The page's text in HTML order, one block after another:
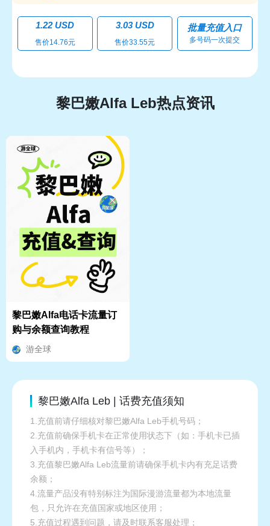
1.22 USD
售价14.76元
3.03 USD
售价33.55元
批量充值入口
多号码一次提交
黎巴嫩Alfa Leb热点资讯
黎巴嫩Alfa电话卡流量订
购与余额查询教程
游全球
黎巴嫩Alfa Leb | 话费充值须知
1.充值前请仔细核对黎巴嫩Alfa Leb手机号码；
2.充值前确保手机卡在正常使用状态下（如：手机卡已插
入手机内，手机卡有信号等）；
3.充值黎巴嫩Alfa Leb流量前请确保手机卡内有充足话费
余额；
4.流量产品没有特别标注为国际漫游流量都为本地流量
包，只允许在充值国家或地区使用；
5.充值过程遇到问题，请及时联系客服处理；